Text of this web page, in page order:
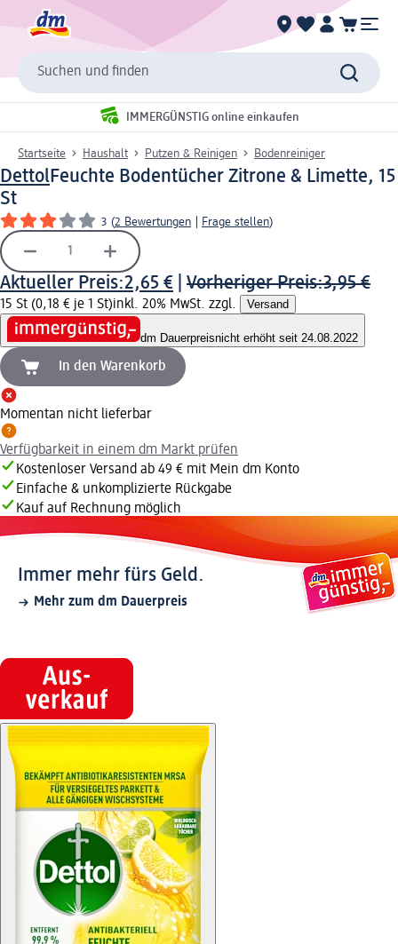
Suchen und finden
IMMERGÜNSTIG online einkaufen
Startseite Haushalt Putzen & Reinigen Bodenreiniger
DettolFeuchte Bodentücher Zitrone & Limette, 15
St
3 (2 Bewertungen Frage stellen)
Aktueller Preis:2,65 € Vorheriger Preis:3,95 €
15 St (0,18 € je 1 St)inkl. 20% MwSt. zzgl. Versand
dm Dauerpreisnicht erhöht seit 24.08.2022
In den Warenkorb
Momentan nicht lieferbar
Verfügbarkeit in einem dm Markt prüfen
Kostenloser Versand ab 49 € mit Mein dm Konto
Einfache & unkomplizierte Rückgabe
Kauf auf Rechnung möglich
Immer mehr fürs Geld.
Mehr zum dm Dauerpreis